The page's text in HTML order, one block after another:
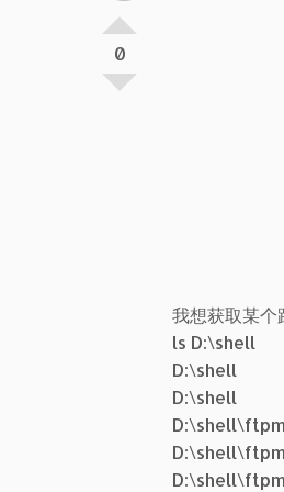
0
我想获取某
ls D:\shell
D:\shell
D:\shell